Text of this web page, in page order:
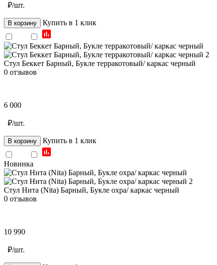
₽/шт.
В корзину Купить в 1 клик
Стул Беккет Барный, Букле терракотовый/ каркас черный
0 отзывов
6 000
₽/шт.
В корзину Купить в 1 клик
Новинка
Стул Нита (Nita) Барный, Букле охра/ каркас черный
0 отзывов
10 990
₽/шт.